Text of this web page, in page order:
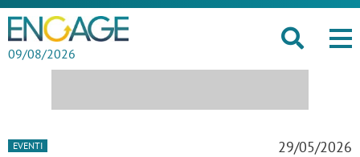
09/08/2026
EVENTI 29/05/2026